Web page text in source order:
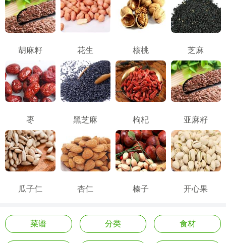
胡麻籽 花生 核桃 芝麻
枣 黑芝麻 枸杞 亚麻籽
瓜子仁 杏仁 榛子 开心果
菜谱 分类 食材